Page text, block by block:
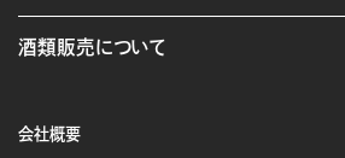
会社概要
酒類販売について